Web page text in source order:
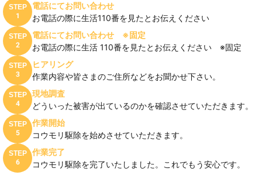
STEP
1
電話にてお問い合わせ
お電話の際に生活110番を見たとお伝えください
STEP
2
電話にてお問い合わせ ※固定
お電話の際に生活 110番を見たとお伝えください ※固定
STEP
3
ヒアリング
作業内容や皆さまのご住所などをお聞かせ下さい。
STEP
4
現地調査
どういった被害が出ているのかを確認させていただきます。
STEP
5
作業開始
コウモリ駆除を始めさせていただきます。
STEP
6
作業完了
コウモリ駆除を完了いたしました。これでもう安心です。